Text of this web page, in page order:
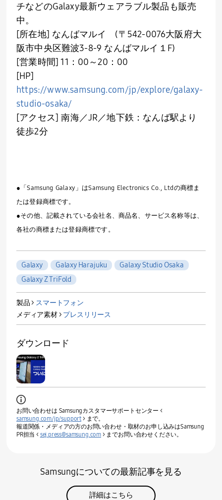
チなどのGalaxy最新ウェアラブル製品も販売
中。
[所在地] なんばマルイ (〒 542-0076大阪府大
阪市中央区難波3-8-9 なんばマルイ１ F)
[営業時間] 11： 00～20 ： 00
[HP]
https://www.samsung.com/jp/explore/galaxy-
studio-osaka/
[アクセス] 南海／JR／地下鉄：なんば駅より
徒歩2分
●「Samsung Galaxy」はSamsung Electronics Co., Ltdの商標ま
たは登録商標です。
●その他、記載されている会社名、商品名、サービス名称等は、
各社の商標または登録商標です。
Galaxy Galaxy Harajuku
Galaxy Studio Osaka
Galaxy Z TriFold
製品 > スマートフォン
メディア素材 > プレスリリース
ダウンロード
お問い合わせは Samsungカスタマーサポートセンター <
samsung.com/jp/support > まで。
報道関係・メディアの方のお問い合わせ・取材のお申し込みはSamsung
PR担当 < sej.press@samsung.com> までお問い合わせください。
Samsungについての最新記事を見る
詳細はこちら